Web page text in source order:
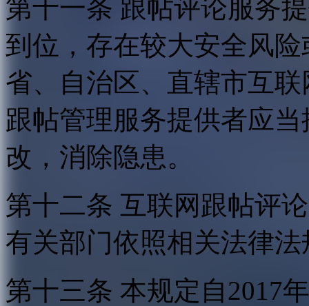
第十一条 跟帖评论服务
到位，存在较大安全风
省、自治区、直辖市互
跟帖管理服务提供者应
改，消除隐患。
第十二条 互联网跟帖评
有关部门依照相关法律
第十三条 本规定自2017